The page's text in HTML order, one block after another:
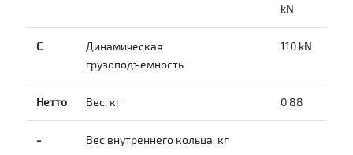
kN
C
Динамическая
грузоподъемность
110 kN
Нетто Вес, кг 0.88
- Вес внутреннего кольца, кг